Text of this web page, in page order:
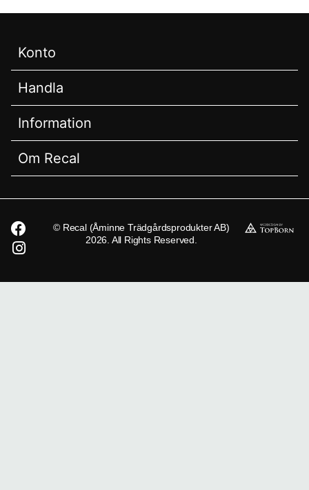
Konto
Handla
Information
Om Recal
© Recal (Åminne Trädgårdsprodukter AB)
2026. All Rights Reserved.